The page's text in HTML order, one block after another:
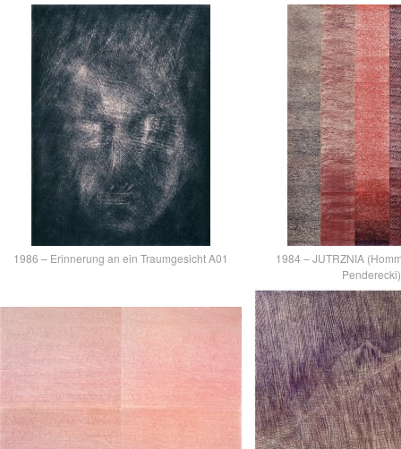
1986 – Erinnerung an ein Traumgesicht A01
1984 – JUTRZNIA
Penderecki)